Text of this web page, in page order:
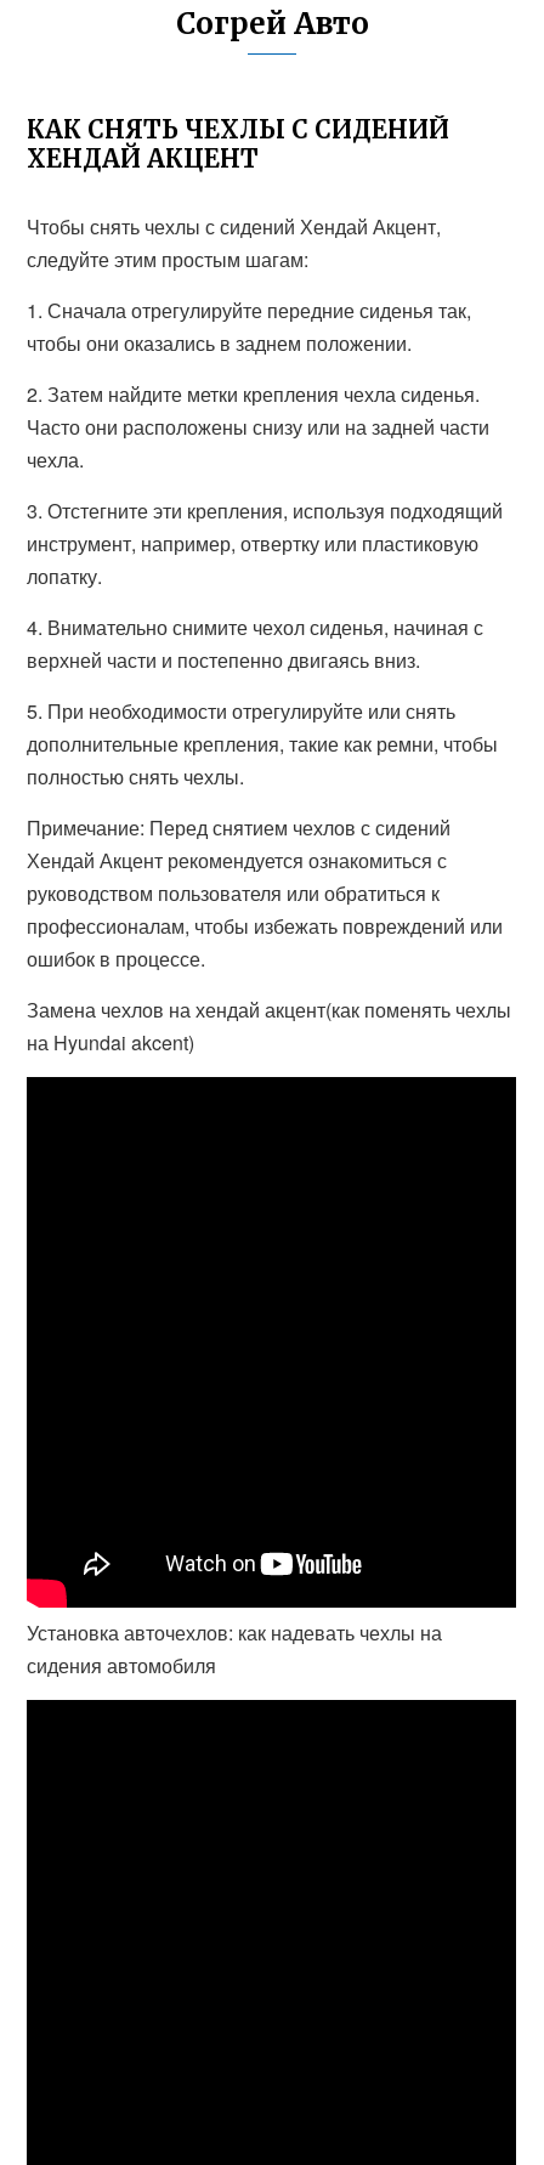
Согрей Авто
КАК СНЯТЬ ЧЕХЛЫ С СИДЕНИЙ
ХЕНДАЙ АКЦЕНТ
Чтобы снять чехлы с сидений Хендай Акцент,
следуйте этим простым шагам:
1. Сначала отрегулируйте передние сиденья так,
чтобы они оказались в заднем положении.
2. Затем найдите метки крепления чехла сиденья.
Часто они расположены снизу или на задней части
чехла.
3. Отстегните эти крепления, используя подходящий
инструмент, например, отвертку или пластиковую
лопатку.
4. Внимательно снимите чехол сиденья, начиная с
верхней части и постепенно двигаясь вниз.
5. При необходимости отрегулируйте или снять
дополнительные крепления, такие как ремни, чтобы
полностью снять чехлы.
Примечание: Перед снятием чехлов с сидений
Хендай Акцент рекомендуется ознакомиться с
руководством пользователя или обратиться к
профессионалам, чтобы избежать повреждений или
ошибок в процессе.
Замена чехлов на хендай акцент(как поменять чехлы
на Hyundai akcent)
Установка авточехлов: как надевать чехлы на
сидения автомобиля